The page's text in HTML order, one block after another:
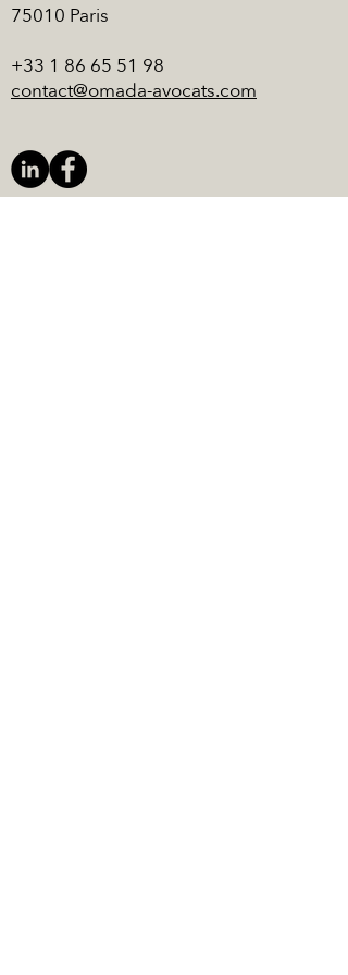
75010 Paris
+33 1 86 65 51 98
contact@omada-avocats.com